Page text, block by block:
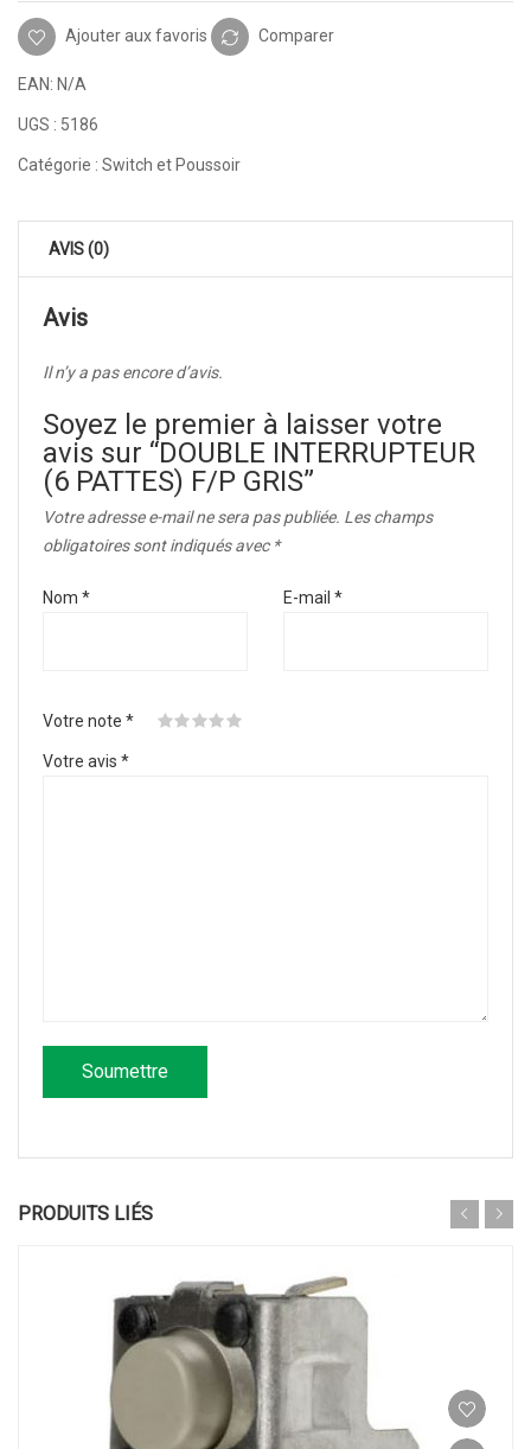
Ajouter aux favoris Comparer
EAN: N/A
UGS : 5186
Catégorie : Switch et Poussoir
AVIS (0)
Avis
Il n’y a pas encore d’avis.
Soyez le premier à laisser votre
avis sur “DOUBLE INTERRUPTEUR
(6 PATTES) F/P GRIS”
Votre adresse e-mail ne sera pas publiée. Les champs
obligatoires sont indiqués avec *
Nom * E-mail *
Votre note *
Votre avis *
PRODUITS LIÉS